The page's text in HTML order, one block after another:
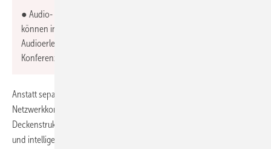
● Audio- und Videoinstallationen: Lautsprecher und Mikrofone
können in die Decke integriert werden, um ein hochwertiges
Audioerlebnis zu bieten. Dies ist besonders nützlich in
Konferenz- und Besprechungsräumen.
Anstatt separater Installationen und individueller
Netzwerkkonnektivität, können heute alle diese Komponenten in die
Deckenstruktur integriert werden. Dadurch entsteht ein zentralisiertes
und intelligentes System, über das verschiedene Funktionen